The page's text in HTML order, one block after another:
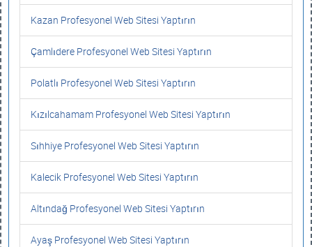
Kazan Profesyonel Web Sitesi Yaptırın
Çamlıdere Profesyonel Web Sitesi Yaptırın
Polatlı Profesyonel Web Sitesi Yaptırın
Kızılcahamam Profesyonel Web Sitesi Yaptırın
Sıhhiye Profesyonel Web Sitesi Yaptırın
Kalecik Profesyonel Web Sitesi Yaptırın
Altındağ Profesyonel Web Sitesi Yaptırın
Ayaş Profesyonel Web Sitesi Yaptırın